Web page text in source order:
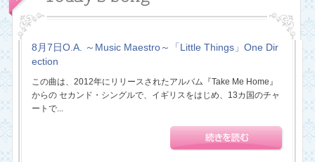
8月7日O.A. ～Music Maestro～「Little Things」One Dir
ection
この曲は、2012年にリリースされたアルバム『Take Me Home』
からの セカンド・シングルで、イギリスをはじめ、13カ国のチャ
ートで...